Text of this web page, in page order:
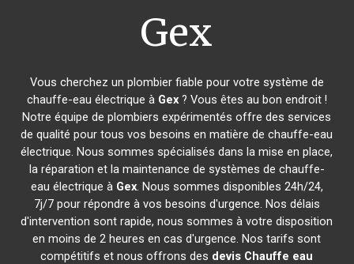
Gex
Vous cherchez un plombier fiable pour votre système de
chauffe-eau électrique à Gex? Vous êtes au bon endroit !
Notre équipe de plombiers expérimentés offre des services
de qualité pour tous vos besoins en matière de chauffe-eau
électrique. Nous sommes spécialisés dans la mise en place,
la réparation et la maintenance de systèmes de chauffe-
eau électrique à Gex. Nous sommes disponibles 24h/24,
7j/7 pour répondre à vos besoins d'urgence. Nos délais
d'intervention sont rapide, nous sommes à votre disposition
en moins de 2 heures en cas d'urgence. Nos tarifs sont
compétitifs et nous offrons des devis Chauffe eau